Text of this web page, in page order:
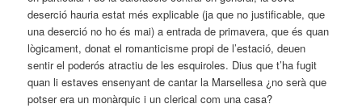
deserció hauria estat més explicable (ja que no justificable, que
una deserció no ho és mai) a entrada de primavera, que és quan
lògicament, donat el romanticisme propi de l’estació, deuen
sentir el poderós atractiu de les esquiroles. Dius que t’ha fugit
quan li estaves ensenyant de cantar la Marsellesa ¿no serà que
potser era un monàrquic i un clerical com una casa?